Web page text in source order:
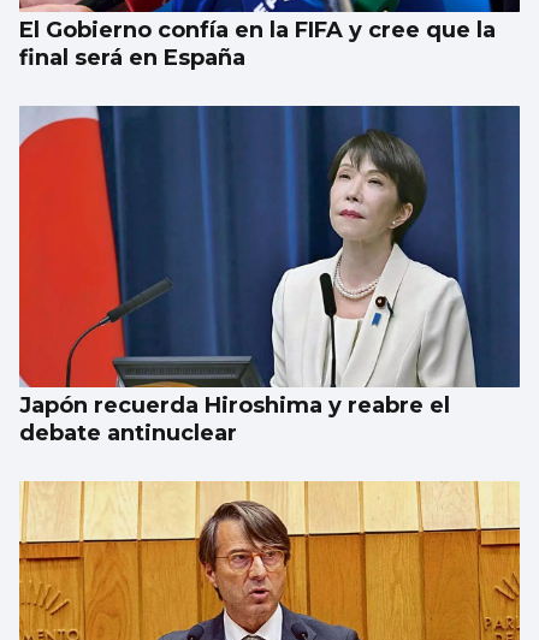
El Gobierno confía en la FIFA y cree que la
final será en España
Japón recuerda Hiroshima y reabre el
debate antinuclear